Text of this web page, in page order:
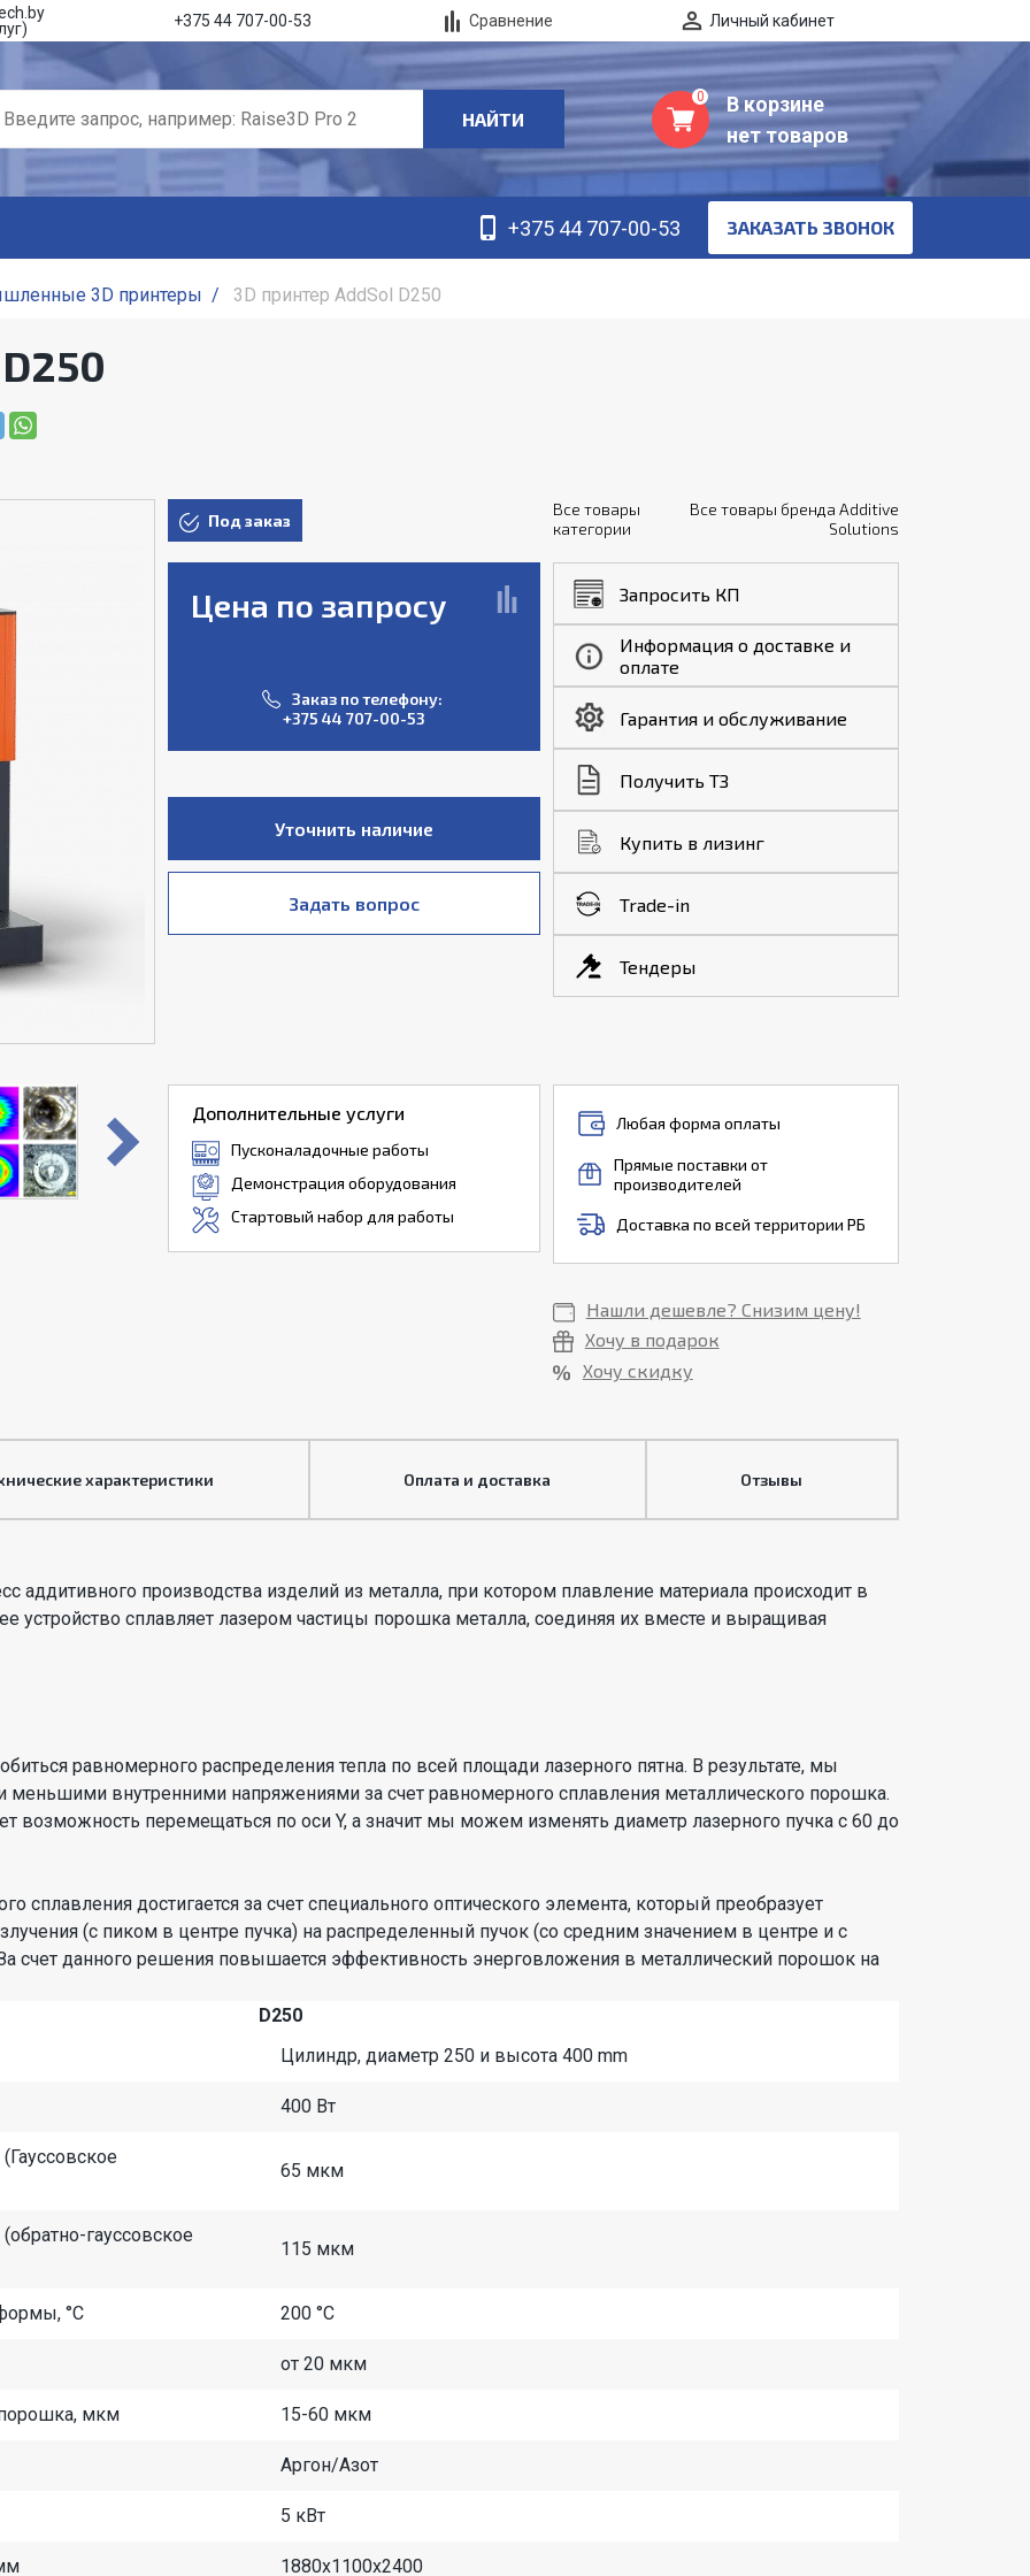
+375 44 707-00-53 Сравнение Личный кабинет
НАЙТИ
0
В корзине
нет товаров
+375 44 707-00-53 ЗАКАЗАТЬ ЗВОНОК
3D принтеры / 3D принтер AddSol D250
Под заказ
Цена по запросу
Заказ по телефону:
+375 44 707-00-53
Уточнить наличие
Задать вопрос
Все товары
категории
Все товары бренда Additive
Solutions
Запросить КП
Информация о доставке и
оплате
Гарантия и обслуживание
Получить ТЗ
Купить в лизинг
Trade-in
Тендеры
Дополнительные услуги
Пусконаладочные работы
Демонстрация оборудования
Стартовый набор для работы
Любая форма оплаты
Прямые поставки от
производителей
Доставка по всей территории РБ
Нашли дешевле? Снизим цену!
Хочу в подарок
Хочу скидку
характеристики Оплата и доставка Отзывы
аддитивного производства изделий из металла, при котором плавление материала происходит в
устройство сплавляет лазером частицы порошка металла, соединяя их вместе и выращивая
равномерного распределения тепла по всей площади лазерного пятна. В результате, мы
внутренними напряжениями за счет равномерного сплавления металлического порошка.
возможность перемещаться по оси Y, а значит мы можем изменять диаметр лазерного пучка с 60 до
сплавления достигается за счет специального оптического элемента, который преобразует
(с пиком в центре пучка) на распределенный пучок (со средним значением в центре и с
счет данного решения повышается эффективность энерговложения в металлический порошок на
D250
Цилиндр, диаметр 250 и высота 400 mm
400 Вт
65 мкм
гауссовское
115 мкм
°С 200 °С
от 20 мкм
мкм 15-60 мкм
Аргон/Азот
5 кВт
1880x1100x2400